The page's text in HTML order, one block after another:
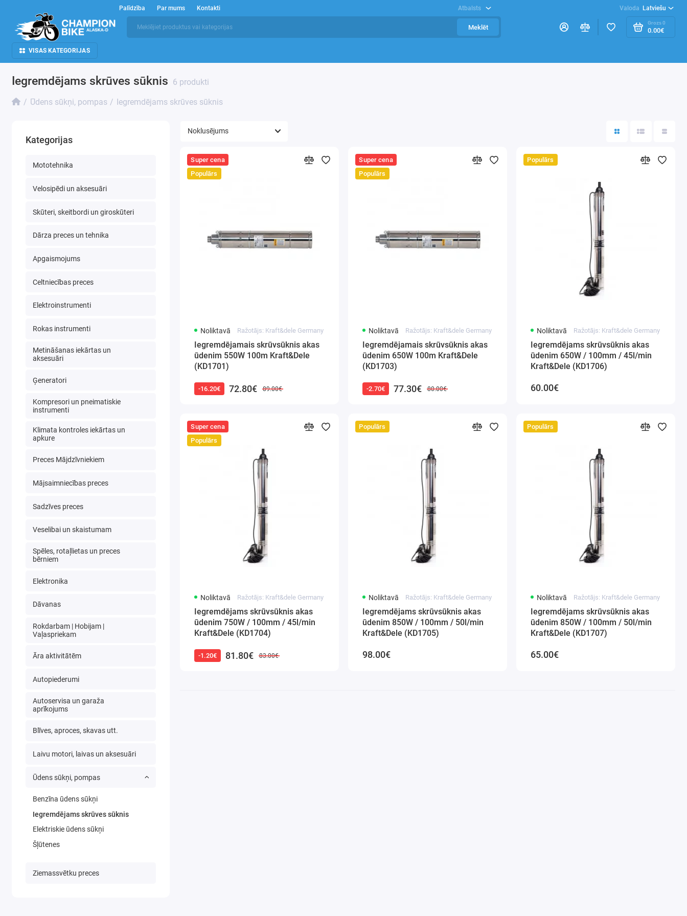
Palīdzība Par mums Kontakti Atbalsts Valoda Latviešu
Meklēt
Grozs0
0.00€
VISAS KATEGORIJAS
Iegremdējams skrūves sūknis 6 produkti
Ūdens sūkņi, pompas Iegremdējams skrūves sūknis
Kategorijas
Mototehnika
Velosipēdi un aksesuāri
Skūteri, skeitbordi un giroskūteri
Dārza preces un tehnika
Apgaismojums
Celtniecības preces
Elektroinstrumenti
Rokas instrumenti
Metināšanas iekārtas un
aksesuāri
Ģeneratori
Kompresori un pneimatiskie
instrumenti
Klimata kontroles iekārtas un
apkure
Preces Mājdzīvniekiem
Mājsaimniecības preces
Sadzīves preces
Veselibai un skaistumam
Spēles, rotaļlietas un preces
bērniem
Elektronika
Dāvanas
Rokdarbam | Hobijam |
Vaļaspriekam
Āra aktivitātēm
Autopiederumi
Autoservisa un garaža
aprīkojums
Blīves, aproces, skavas utt.
Laivu motori, laivas un aksesuāri
Ūdens sūkņi, pompas
Benzīna ūdens sūkņi
Iegremdējams skrūves sūknis
Elektriskie ūdens sūkņi
Šļūtenes
Ziemassvētku preces
Super cena
Populārs
Noliktavā Ražotājs: Kraft&dele Germany
Iegremdējamais skrūvsūknis akas
ūdenim 550W 100m Kraft&Dele
(KD1701)
-16.20€ 72.80€ 89.00€
Super cena
Populārs
Noliktavā Ražotājs: Kraft&dele Germany
Iegremdējamais skrūvsūknis akas
ūdenim 650W 100m Kraft&Dele
(KD1703)
-2.70€ 77.30€ 80.00€
Populārs
Noliktavā Ražotājs: Kraft&dele Germany
Iegremdējams skrūvsūknis akas
ūdenim 650W / 100mm / 45l/min
Kraft&Dele (KD1706)
60.00€
Super cena
Populārs
Noliktavā Ražotājs: Kraft&dele Germany
Iegremdējams skrūvsūknis akas
ūdenim 750W / 100mm / 45l/min
Kraft&Dele (KD1704)
-1.20€ 81.80€ 83.00€
Populārs
Noliktavā Ražotājs: Kraft&dele Germany
Iegremdējams skrūvsūknis akas
ūdenim 850W / 100mm / 50l/min
Kraft&Dele (KD1705)
98.00€
Populārs
Noliktavā Ražotājs: Kraft&dele Germany
Iegremdējams skrūvsūknis akas
ūdenim 850W / 100mm / 50l/min
Kraft&Dele (KD1707)
65.00€